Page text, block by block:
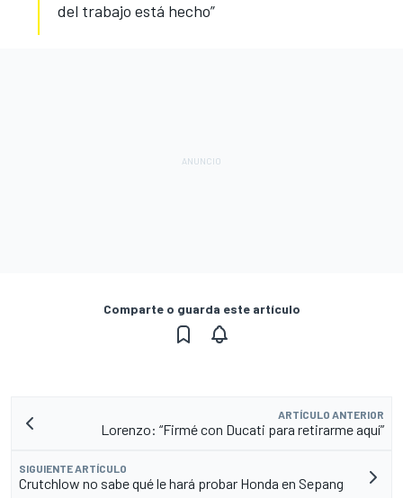
del trabajo está hecho”
Comparte o guarda este artículo
ARTÍCULO ANTERIOR
Lorenzo: “Firmé con Ducati para retirarme aquí”
SIGUIENTE ARTÍCULO
Crutchlow no sabe qué le hará probar Honda en Sepang